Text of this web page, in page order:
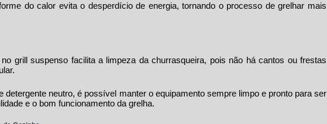
do calor evita o desperdício de energia, tornando o processo de grelhar mais
grill suspenso facilita a limpeza da churrasqueira, pois não há cantos ou frestas
detergente neutro, é possível manter o equipamento sempre limpo e pronto para ser
e o bom funcionamento da grelha.